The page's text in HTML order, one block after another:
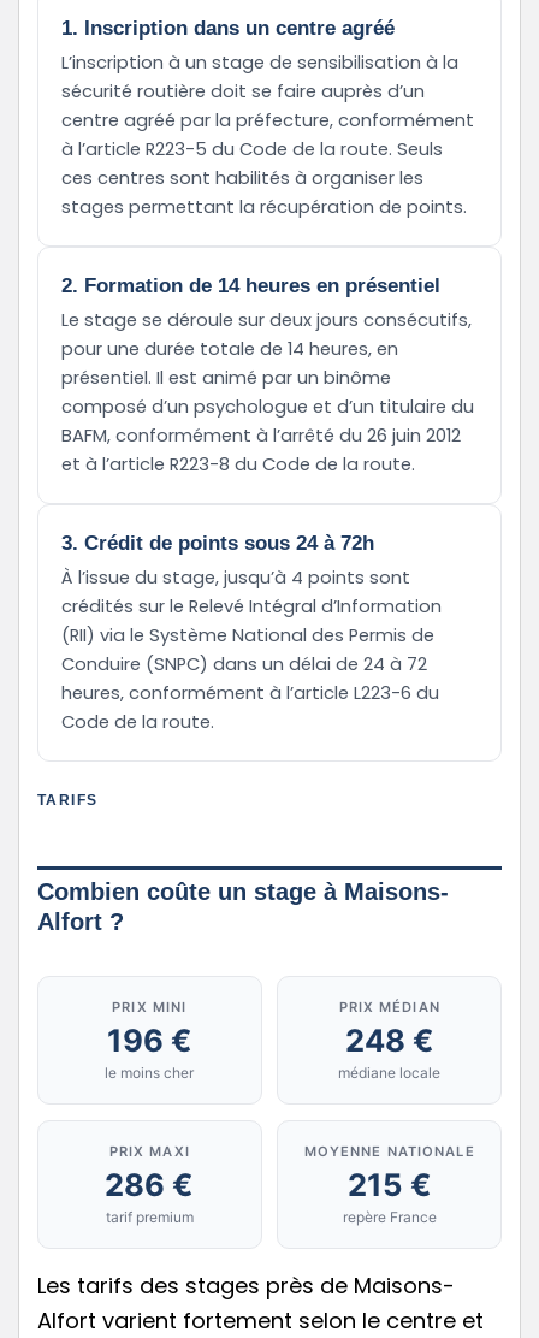
1. Inscription dans un centre agréé
L’inscription à un stage de sensibilisation à la
sécurité routière doit se faire auprès d’un
centre agréé par la préfecture, conformément
à l’article R223-5 du Code de la route. Seuls
ces centres sont habilités à organiser les
stages permettant la récupération de points.
2. Formation de 14 heures en présentiel
Le stage se déroule sur deux jours consécutifs,
pour une durée totale de 14 heures, en
présentiel. Il est animé par un binôme
composé d’un psychologue et d’un titulaire du
BAFM, conformément à l’arrêté du 26 juin 2012
et à l’article R223-8 du Code de la route.
3. Crédit de points sous 24 à 72h
À l’issue du stage, jusqu’à 4 points sont
crédités sur le Relevé Intégral d’Information
(RII) via le Système National des Permis de
Conduire (SNPC) dans un délai de 24 à 72
heures, conformément à l’article L223-6 du
Code de la route.
TARIFS
Combien coûte un stage à Maisons-
Alfort ?
PRIX MINI
196 €
le moins cher
PRIX MÉDIAN
248 €
médiane locale
PRIX MAXI
286 €
tarif premium
MOYENNE NATIONALE
215 €
repère France
Les tarifs des stages près de Maisons-
Alfort varient fortement selon le centre et